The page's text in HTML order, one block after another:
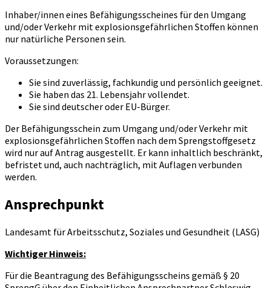
Inhaber/innen eines Befähigungsscheines für den Umgang
und/oder Verkehr mit explosionsgefährlichen Stoffen können
nur natürliche Personen sein.
Voraussetzungen:
Sie sind zuverlässig, fachkundig und persönlich geeignet.
Sie haben das 21. Lebensjahr vollendet.
Sie sind deutscher oder EU-Bürger.
Der Befähigungsschein zum Umgang und/oder Verkehr mit
explosionsgefährlichen Stoffen nach dem Sprengstoffgesetz
wird nur auf Antrag ausgestellt. Er kann inhaltlich beschränkt,
befristet und, auch nachträglich, mit Auflagen verbunden
werden.
Ansprechpunkt
Landesamt für Arbeitsschutz, Soziales und Gesundheit (LASG)
Wichtiger Hinweis:
Für die Beantragung des Befähigungsscheins gemäß § 20